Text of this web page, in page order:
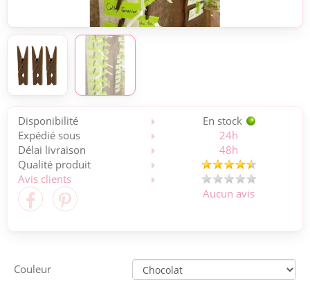
Disponibilité
En stock
Expédié sous
24h
Délai livraison
48h
Qualité produit
Avis clients
Aucun avis
Couleur